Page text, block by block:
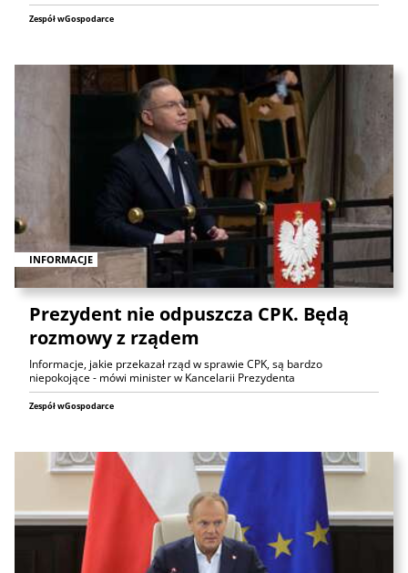
Zespół wGospodarce
INFORMACJE
Prezydent nie odpuszcza CPK. Będą
rozmowy z rządem
Informacje, jakie przekazał rząd w sprawie CPK, są bardzo
niepokojące - mówi minister w Kancelarii Prezydenta
Zespół wGospodarce